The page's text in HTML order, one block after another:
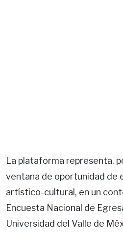
La plataforma representa,
ventana de oportunidad de
artístico-cultural, en un
Encuesta Nacional de
Universidad del Valle de